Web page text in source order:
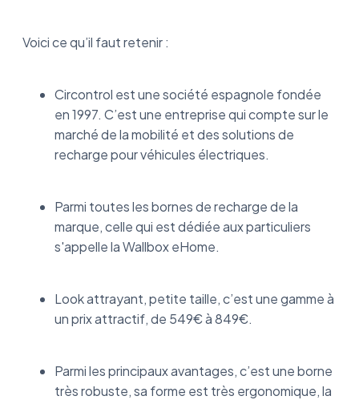
Voici ce qu’il faut retenir :
Circontrol est une société espagnole fondée
en 1997. C’est une entreprise qui compte sur le
marché de la mobilité et des solutions de
recharge pour véhicules électriques.
Parmi toutes les bornes de recharge de la
marque, celle qui est dédiée aux particuliers
s'appelle la Wallbox eHome.
Look attrayant, petite taille, c’est une gamme à
un prix attractif, de 549€ à 849€.
Parmi les principaux avantages, c’est une borne
très robuste, sa forme est très ergonomique, la